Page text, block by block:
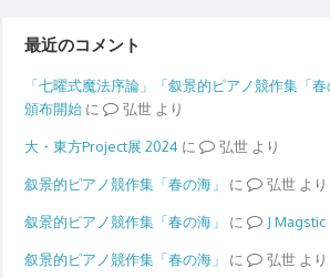
最近のコメント
「七曜式魔法序論」「叙景的ピアノ競作集「
頒布開始 に 弘世より
大・東方Project展 2024 に 弘世より
叙景的ピアノ競作集「春の海」 に 弘世より
叙景的ピアノ競作集「春の海」 に Magstic
叙景的ピアノ競作集「春の海」 に 弘世より